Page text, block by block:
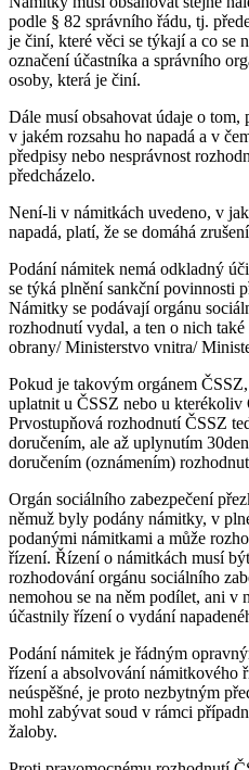
podle § 82 správního řádu, tj.
je činí, které věci se týkají a co se
označení účastníka a správního
osoby, která je činí.
Dále musí obsahovat údaje o
v jakém rozsahu ho napadá a v
předpisy nebo nesprávnost
předcházelo.
Není-li v námitkách uvedeno, v
napadá, platí, že se domáhá
Podání námitek nemá odkladný
se týká plnění sankční povinnosti
Námitky se podávají orgánu
rozhodnutí vydal, a ten o nich
obrany/ Ministerstvo vnitra/
Pokud je takovým orgánem
uplatnit u ČSSZ nebo u kterékoliv
Prvostupňová rozhodnutí ČSSZ
doručením, ale až uplynutím
doručením (oznámením)
Orgán sociálního zabezpečení
němuž byly podány námitky, v
podanými námitkami a může
řízení. Řízení o námitkách musí
rozhodování orgánu sociálního
nemohou se na něm podílet, ani v
účastnily řízení o vydání
Podání námitek je řádným
řízení a absolvování námitkového
neúspěšné, je proto nezbytným
mohl zabývat soud v rámci
žaloby.